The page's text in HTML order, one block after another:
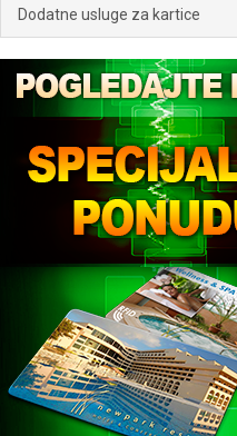
Dodatne usluge za kartice